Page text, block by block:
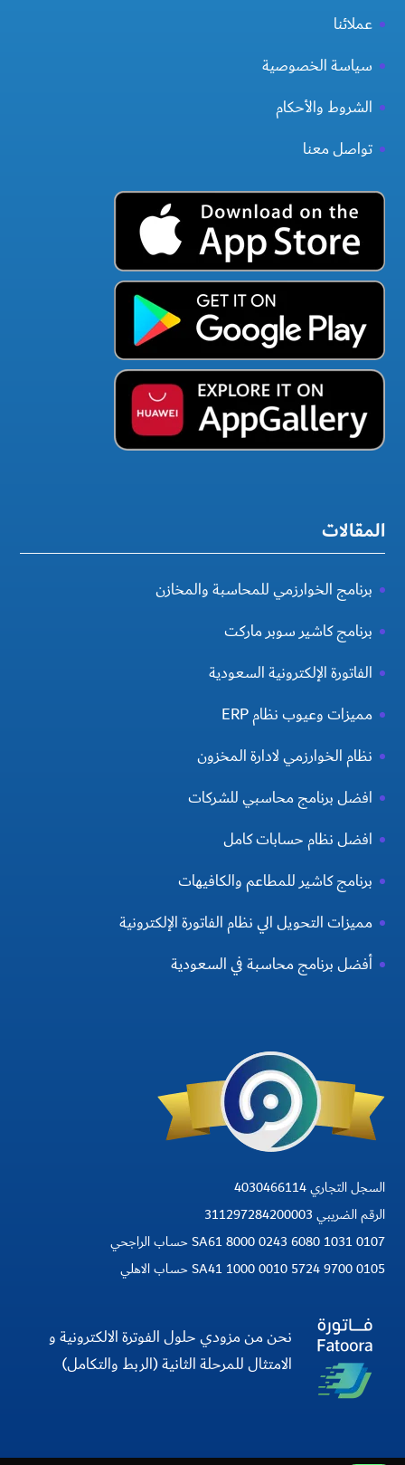
عملائنا
سياسة الخصوصية
الشروط والأحكام
تواصل معنا
المقالات
برنامج الخوارزمي للمحاسبة والمخازن
برنامج كاشير سوبر ماركت
الفاتورة الإلكترونية السعودية
مميزات وعيوب نظام ERP
نظام الخوارزمي لادارة المخزون
افضل برنامج محاسبي للشركات
افضل نظام حسابات كامل
برنامج كاشير للمطاعم والكافيهات
مميزات التحويل الي نظام الفاتورة الإلكترونية
أفضل برنامج محاسبة في السعودية
السجل التجاري 4030466114
الرقم الضريبي 311297284200003
SA61 8000 0243 6080 1031 0107 حساب الراجحي
SA41 1000 0010 5724 9700 0105 حساب الاهلي
نحن من مزودي حلول الفوترة الالكترونية و
الامتثال للمرحلة الثانية (الربط والتكامل)